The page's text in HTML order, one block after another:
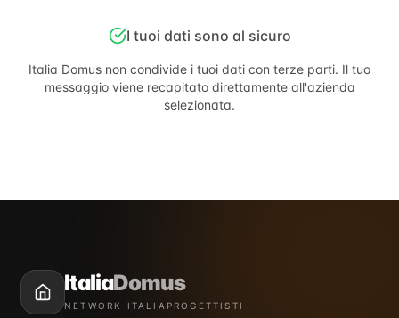
I tuoi dati sono al sicuro
Italia Domus non condivide i tuoi dati con terze parti. Il tuo
messaggio viene recapitato direttamente all'azienda
selezionata.
ItaliaDomus
NETWORK ITALIAPROGETTISTI